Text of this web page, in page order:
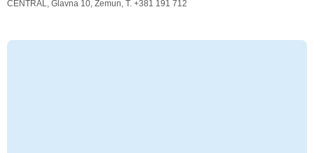
CENTRAL, Glavna 10, Zemun, T. +381 191 712